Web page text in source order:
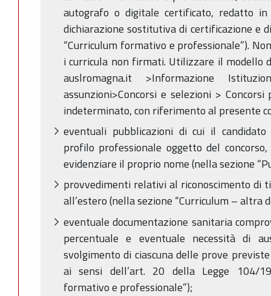
autografo o digitale certificato, redatto
dichiarazione sostitutiva di certificazione e
“Curriculum formativo e professionale”).
i curricula non firmati. Utilizzare il modello
auslromagna.it >Informazione
assunzioni>Concorsi e selezioni >
indeterminato, con riferimento al presente
eventuali pubblicazioni di cui il
profilo professionale oggetto del
evidenziare il proprio nome (nella sezione
provvedimenti relativi al riconoscimento di
all’estero (nella sezione “Curriculum – altra
eventuale documentazione sanitaria
percentuale e eventuale necessità di
svolgimento di ciascuna delle prove
ai sensi dell’art. 20 della Legge 104/
formativo e professionale”);